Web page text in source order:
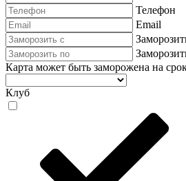
Телефон
Email
Карта может быть заморожена на
Клуб